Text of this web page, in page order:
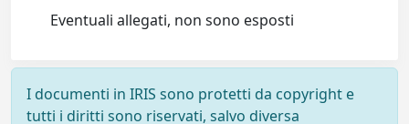
Eventuali allegati, non sono esposti
I documenti in IRIS sono protetti da copyright e
tutti i diritti sono riservati, salvo diversa